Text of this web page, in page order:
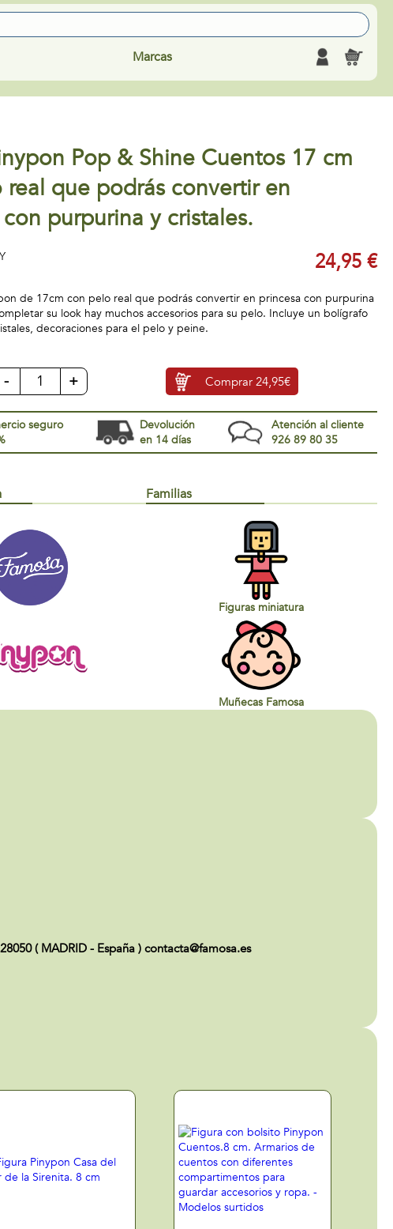
Marcas
Pop & Shine Cuentos 17 cm
que podrás convertir en
purpurina y cristales.
24,95 €
de 17cm con pelo real que podrás convertir en princesa con purpurina
su look hay muchos accesorios para su pelo. Incluye un bolígrafo
decoraciones para el pelo y peine.
- + Comprar24,95€
seguro
Devolución
en 14 días
Atención al cliente
926 89 80 35
Familias
Figuras miniatura
Muñecas Famosa
( MADRID - España ) contacta@famosa.es